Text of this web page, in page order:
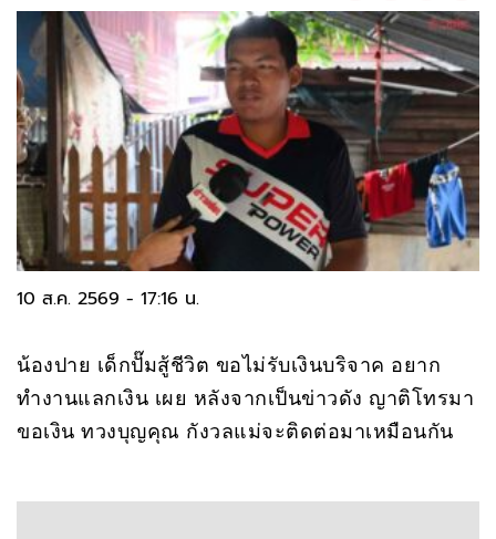
10 ส.ค. 2569 - 17:16 น.
น้องปาย เด็กปั๊มสู้ชีวิต ขอไม่รับเงินบริจาค อยาก
ทำงานแลกเงิน เผย หลังจากเป็นข่าวดัง ญาติโทรมา
ขอเงิน ทวงบุญคุณ กังวลแม่จะติดต่อมาเหมือนกัน